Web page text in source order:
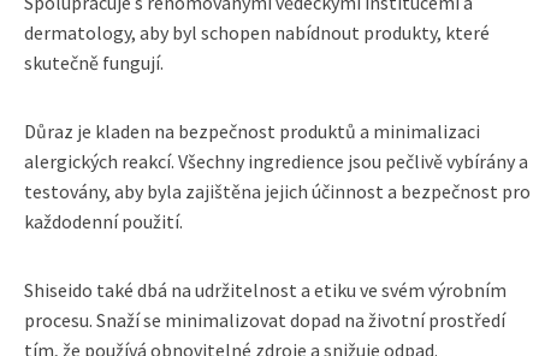
dermatology, aby byl schopen nabídnout produkty, které
skutečně fungují.
Důraz je kladen na bezpečnost produktů a minimalizaci
alergických reakcí. Všechny ingredience jsou pečlivě vybírány a
testovány, aby byla zajištěna jejich účinnost a bezpečnost pro
každodenní použití.
Shiseido také dbá na udržitelnost a etiku ve svém výrobním
procesu. Snaží se minimalizovat dopad na životní prostředí
tím, že používá obnovitelné zdroje a snižuje odpad.